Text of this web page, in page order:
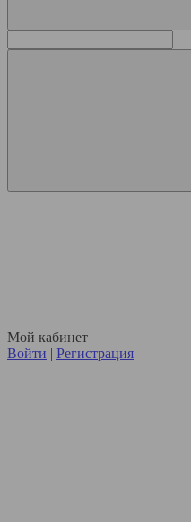
Мой кабинет
Войти | Регистрация